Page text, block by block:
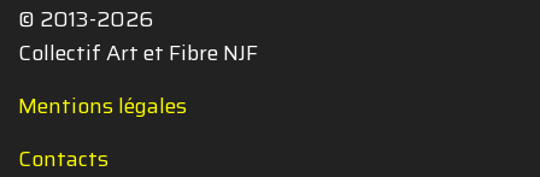
© 2013-2026
Collectif Art et Fibre NJF
Mentions légales
Contacts